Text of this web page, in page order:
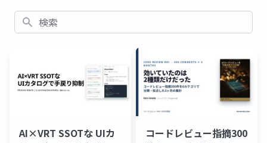
検索
AI×VRT SSOTな UIカ
コードレビュー指摘300